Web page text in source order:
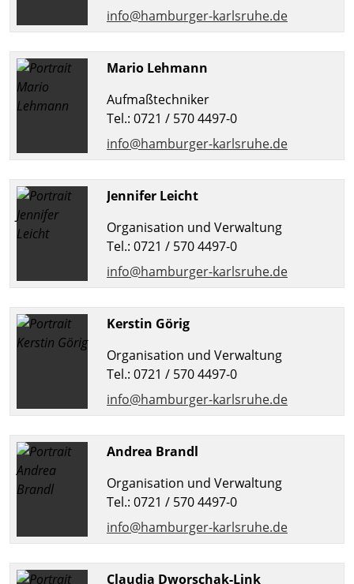
info@hamburger-karlsruhe.de
Mario Lehmann
Aufmaßtechniker
Tel.: 0721 / 570 4497-0
info@hamburger-karlsruhe.de
Jennifer Leicht
Organisation und Verwaltung
Tel.: 0721 / 570 4497-0
info@hamburger-karlsruhe.de
Kerstin Görig
Organisation und Verwaltung
Tel.: 0721 / 570 4497-0
info@hamburger-karlsruhe.de
Andrea Brandl
Organisation und Verwaltung
Tel.: 0721 / 570 4497-0
info@hamburger-karlsruhe.de
Claudia Dworschak-Link